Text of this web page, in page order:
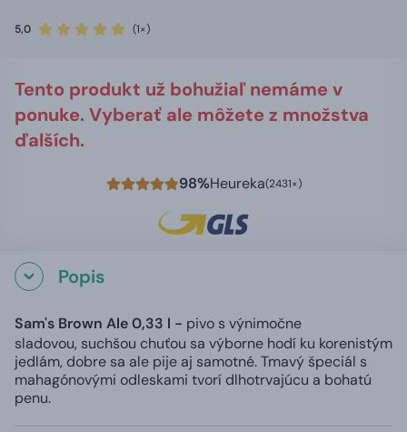
5,0 (1×)
Tento produkt už bohužiaľ nemáme v
ponuke. Vyberať ale môžete z množstva
ďalších.
98%Heureka(2431×)
Popis
Sam's Brown Ale 0,33 l - pivo s výnimočne
sladovou, suchšou chuťou sa výborne hodí ku korenistým
jedlám, dobre sa ale pije aj samotné. Tmavý špeciál s
mahagónovými odleskami tvorí dlhotrvajúcu a bohatú
penu.